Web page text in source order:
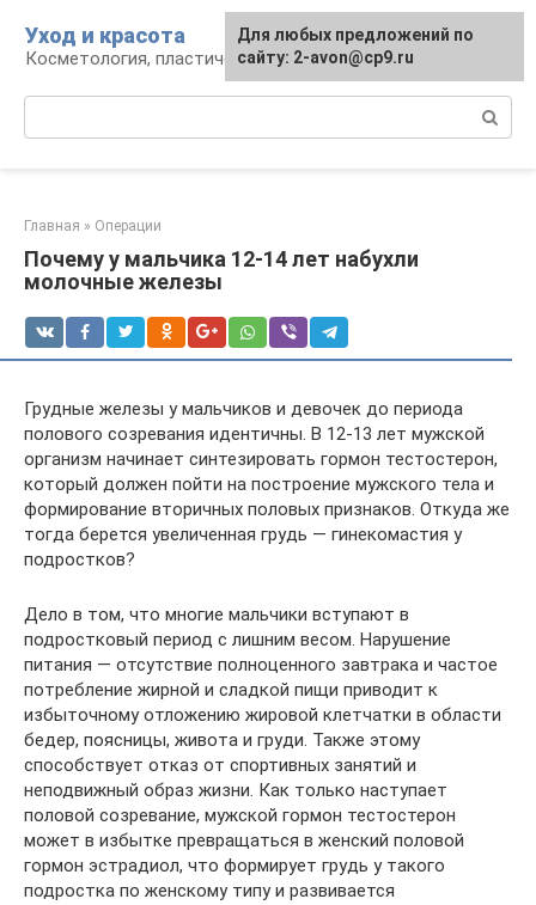
контенту
Уход и красота
Косметология, пластическая хирургия, уход
Главная » Операции
Почему у мальчика 12-14 лет набухли
молочные железы
Грудные железы у мальчиков и девочек до периода
полового созревания идентичны. В 12-13 лет мужской
организм начинает синтезировать гормон тестостерон,
который должен пойти на построение мужского тела и
формирование вторичных половых признаков. Откуда же
тогда берется увеличенная грудь — гинекомастия у
подростков?
Дело в том, что многие мальчики вступают в
подростковый период с лишним весом. Нарушение
питания — отсутствие полноценного завтрака и частое
потребление жирной и сладкой пищи приводит к
избыточному отложению жировой клетчатки в области
бедер, поясницы, живота и груди. Также этому
способствует отказ от спортивных занятий и
неподвижный образ жизни. Как только наступает
половой созревание, мужской гормон тестостерон
может в избытке превращаться в женский половой
гормон эстрадиол, что формирует грудь у такого
подростка по женскому типу и развивается
Для любых предложений по
сайту: 2-avon@cp9.ru